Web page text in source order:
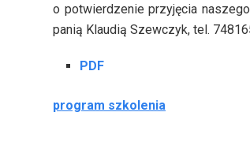
o potwierdzenie przyjęcia
panią Klaudią Szewczyk, tel.
PDF
program szkolenia